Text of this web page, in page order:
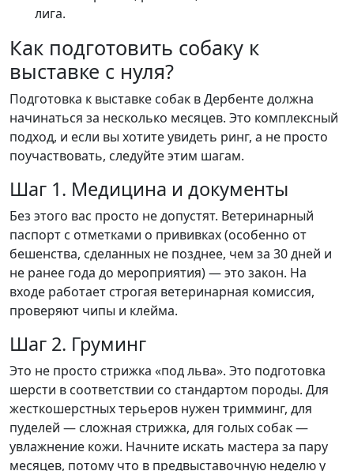
лига.
Как подготовить собаку к
выставке с нуля?
Подготовка к выставке собак в Дербенте должна
начинаться за несколько месяцев. Это комплексный
подход, и если вы хотите увидеть ринг, а не просто
поучаствовать, следуйте этим шагам.
Шаг 1. Медицина и документы
Без этого вас просто не допустят. Ветеринарный
паспорт с отметками о прививках (особенно от
бешенства, сделанных не позднее, чем за 30 дней и
не ранее года до мероприятия) — это закон. На
входе работает строгая ветеринарная комиссия,
проверяют чипы и клейма.
Шаг 2. Груминг
Это не просто стрижка «под льва». Это подготовка
шерсти в соответствии со стандартом породы. Для
жесткошерстных терьеров нужен тримминг, для
пуделей — сложная стрижка, для голых собак —
увлажнение кожи. Начните искать мастера за пару
месяцев, потому что в предвыставочную неделю у